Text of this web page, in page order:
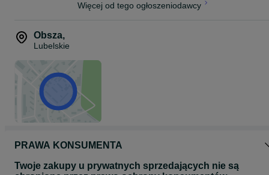
Więcej od tego ogłoszeniodawcy
Obsza,
Lubelskie
PRAWA KONSUMENTA
Twoje zakupy u prywatnych sprzedających nie są